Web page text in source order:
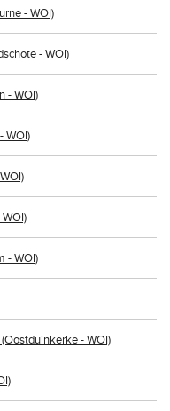
- WOI)
- WOI)
- WOI)
WOI)
- WOI)
- WOI)